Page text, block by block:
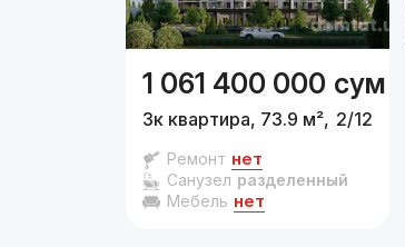
1 061 400 000 сум
3к квартира, 73.9 м², 2/12 эт.
Ремонт нет
Санузел разделенный
Мебель нет